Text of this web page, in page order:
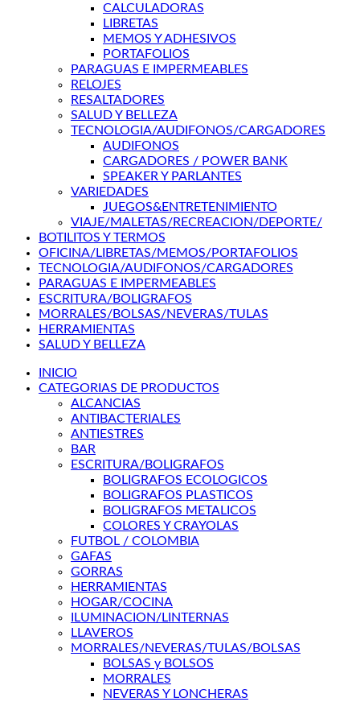
CALCULADORAS
LIBRETAS
MEMOS Y ADHESIVOS
PORTAFOLIOS
PARAGUAS E IMPERMEABLES
RELOJES
RESALTADORES
SALUD Y BELLEZA
TECNOLOGIA/AUDIFONOS/CARGADORES
AUDIFONOS
CARGADORES / POWER BANK
SPEAKER Y PARLANTES
VARIEDADES
JUEGOS&ENTRETENIMIENTO
VIAJE/MALETAS/RECREACION/DEPORTE/
BOTILITOS Y TERMOS
OFICINA/LIBRETAS/MEMOS/PORTAFOLIOS
TECNOLOGIA/AUDIFONOS/CARGADORES
PARAGUAS E IMPERMEABLES
ESCRITURA/BOLIGRAFOS
MORRALES/BOLSAS/NEVERAS/TULAS
HERRAMIENTAS
SALUD Y BELLEZA
INICIO
CATEGORIAS DE PRODUCTOS
ALCANCIAS
ANTIBACTERIALES
ANTIESTRES
BAR
ESCRITURA/BOLIGRAFOS
BOLIGRAFOS ECOLOGICOS
BOLIGRAFOS PLASTICOS
BOLIGRAFOS METALICOS
COLORES Y CRAYOLAS
FUTBOL / COLOMBIA
GAFAS
GORRAS
HERRAMIENTAS
HOGAR/COCINA
ILUMINACION/LINTERNAS
LLAVEROS
MORRALES/NEVERAS/TULAS/BOLSAS
BOLSAS y BOLSOS
MORRALES
NEVERAS Y LONCHERAS